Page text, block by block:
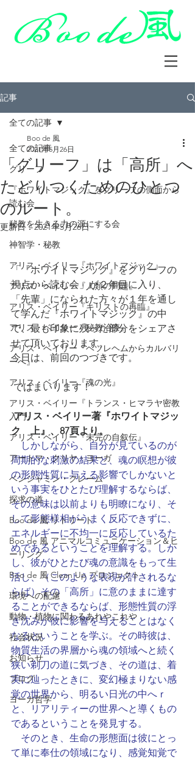
記事
全ての記事
グリーフ
『ホワイトマジック』をグリーフの側面から
読む会
秘教を生きる力の源にする会
神智学・秘教
アリス・ベイリー『ホワイトマジック』
アリス・ベイリー『人類の問題』
アリス・ベイリー『キリストの再臨』
アリス・ベイリー『秘教治療』
アリス・ベイリー『ベツレヘムからカルバリ
ーへ』
アリス・ベイリー『魂の光』
アリス・ベイリー『トランス・ヒマラヤ密教
入門』
アリス・ベイリー『未完の自叙伝』
アートマ・クリヤ・ヨーガ
ベンジャミン・クレーム
探求の道
Boo de 風 リトリート
Boo de 風 アニマルコミュニケーション＆ヒ
ーリング
Boo de 風 Clean Up プロジェクト
環境への配慮
動物・植物に関わるあれやこれや
社会状況
お知らせ
ブログ
ヨーガ哲学
全ての記事
「グリーフ」は「高所」へ
たどりつくためのひとつ
のルート。
Boo de 風
2021年5月26日
更新日：2021年5月26日
「『ホワイトマジック』をグリーフの
視点から読む会」が２年目に入り、
「先輩」になられた方々が１年を通し
て学んだ『ホワイトマジック』の中
で、最も印象に残った部分をシェアさ
せて頂いております。
今日は、前回のつづきです。
ではまいります！
アリス・ベイリー著『ホワイトマジッ
ク　上』、87頁より。
しかしながら、自分が見ているのが
周期的な刺激の結果と、魂の瞑想が彼
の形態性質に与える影響でしかないと
いう事実をひとたび理解するならば、
その意味は以前よりも明瞭になり、そ
して形態様相がうまく反応できずに、
エネルギーに不均一に反応しているた
めであるということを理解する。しか
し、彼がひとたび魂の意識をもって生
活し、（このような表現が許されるな
らば）その「高所」に意のままに達す
ることができるならば、形態性質の浮
き沈みが彼に影響を与えることはなく
なるということを学ぶ。その時彼は、
物質生活の界層から魂の領域へと続く
狭い剃刀の道に気づき、その道は、着
実に辿ったときに、変幻極まりない感
覚の世界から、明るい日光の中へｒ
と、リアリティーの世界へと導くもの
であるということを発見する。
そのとき、生命の形態面は彼にとっ
て単に奉仕の領域になり、感覚知覚で